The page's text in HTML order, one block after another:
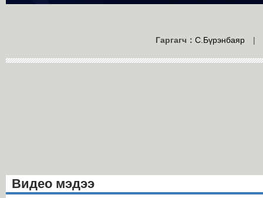
Гаргагч： С.Бүрэнбаяр |
Видео мэдээ